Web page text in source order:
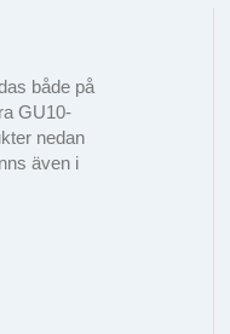
både på
GU10-
nedan
även i